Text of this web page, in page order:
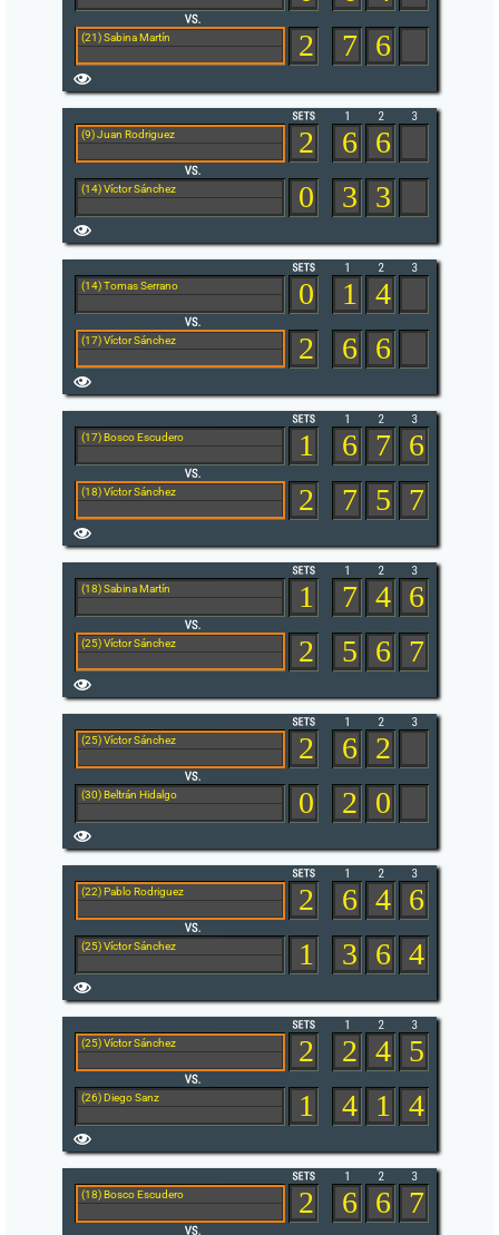
(21) Sabina Martín
2
7 6
(9) Juan Rodriguez
(14) Víctor Sánchez
2
0
6 6
3 3
(14) Tomas Serrano
(17) Víctor Sánchez
0
2
1
4
6 6
(17) Bosco Escudero
(18) Víctor Sánchez
1
2
6 7 6
7 5 7
(18) Sabina Martín
(25) Víctor Sánchez
1
2
7 4 6
5 6 7
(25) Víctor Sánchez
(30) Beltrán Hidalgo
2
0
6 2
2 0
(22) Pablo Rodriguez
(25) Víctor Sánchez
2
1
6 4 6
3 6 4
(25) Víctor Sánchez
(26) Diego Sanz
2
1
2 4 5
4 1 4
(18) Bosco Escudero
2
6 6 7